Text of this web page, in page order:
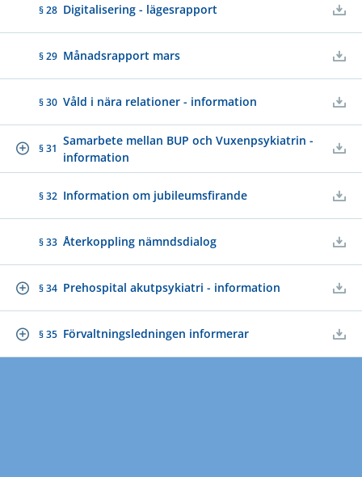
§ 28 Digitalisering - lägesrapport
§ 29 Månadsrapport mars
§ 30 Våld i nära relationer - information
§ 31
Samarbete mellan BUP och Vuxenpsykiatrin -
information
§ 32 Information om jubileumsfirande
§ 33 Återkoppling nämndsdialog
§ 34 Prehospital akutpsykiatri - information
§ 35 Förvaltningsledningen informerar